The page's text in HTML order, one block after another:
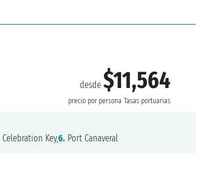
desde$11,564
precio por persona Tasas portuarias
Celebration Key,6. Port Canaveral